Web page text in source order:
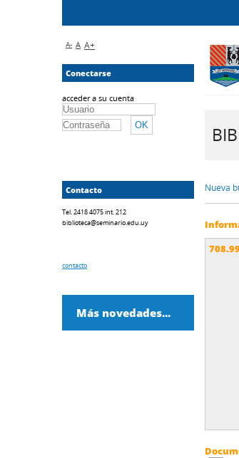
Nueva
A- A A+
Conectarse
acceder a su cuenta
Contacto
Tel. 2418 4075 int. 212
biblioteca@seminario.edu.uy
contacto
Más novedades...